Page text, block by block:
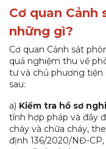
Cơ quan Cảnh
những gì?
Cơ quan Cảnh sát
quả nghiệm thu về
tư và chủ phương
sau:
a) Kiểm tra hồ sơ
tính hợp pháp và đầy
cháy và chữa cháy,
định 136/2020/NĐ-